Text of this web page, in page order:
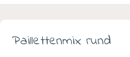
Paillettenmix rund